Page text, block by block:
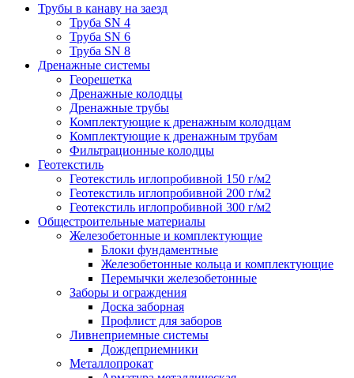
Трубы в канаву на заезд
Труба SN 4
Труба SN 6
Труба SN 8
Дренажные системы
Георешетка
Дренажные колодцы
Дренажные трубы
Комплектующие к дренажным колодцам
Комплектующие к дренажным трубам
Фильтрационные колодцы
Геотекстиль
Геотекстиль иглопробивной 150 г/м2
Геотекстиль иглопробивной 200 г/м2
Геотекстиль иглопробивной 300 г/м2
Общестроительные материалы
Железобетонные и комплектующие
Блоки фундаментные
Железобетонные кольца и комплектующие
Перемычки железобетонные
Заборы и ограждения
Доска заборная
Профлист для заборов
Ливнеприемные системы
Дождеприемники
Металлопрокат